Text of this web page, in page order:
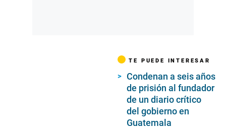
TE PUEDE INTERESAR
Condenan a seis años
de prisión al fundador
de un diario crítico
del gobierno en
Guatemala